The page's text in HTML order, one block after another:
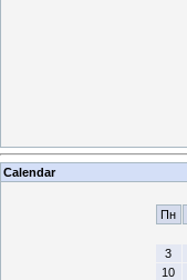
Calendar
Пн
3
10